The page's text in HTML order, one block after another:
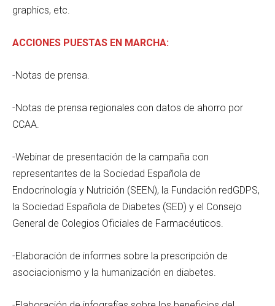
graphics, etc.
ACCIONES PUESTAS EN MARCHA:
-Notas de prensa.
-Notas de prensa regionales con datos de ahorro por
CCAA.
-Webinar de presentación de la campaña con
representantes de la Sociedad Española de
Endocrinología y Nutrición (SEEN), la Fundación redGDPS,
la Sociedad Española de Diabetes (SED) y el Consejo
General de Colegios Oficiales de Farmacéuticos.
-Elaboración de informes sobre la prescripción de
asociacionismo y la humanización en diabetes.